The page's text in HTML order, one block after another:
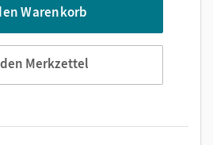
Warenkorb
Merkzettel